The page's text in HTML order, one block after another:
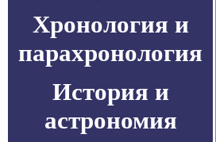
Хронология и
парахронология
История и
астрономия